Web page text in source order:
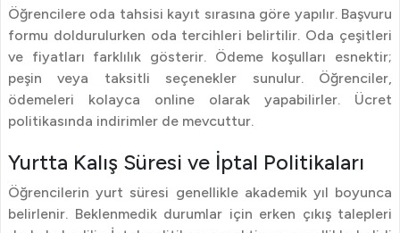
Öğrencilere oda tahsisi kayıt sırasına göre yapılır. Başvuru
formu doldurulurken oda tercihleri belirtilir. Oda çeşitleri
ve fiyatları farklılık gösterir. Ödeme koşulları esnektir;
peşin veya taksitli seçenekler sunulur. Öğrenciler,
ödemeleri kolayca online olarak yapabilirler. Ücret
politikasında indirimler de mevcuttur.
Yurtta Kalış Süresi ve İptal Politikaları
Öğrencilerin yurt süresi genellikle akademik yıl boyunca
belirlenir. Beklenmedik durumlar için erken çıkış talepleri